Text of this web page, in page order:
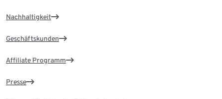
Nachhaltigkeit
Geschäftskunden
Affiliate Programm
Presse